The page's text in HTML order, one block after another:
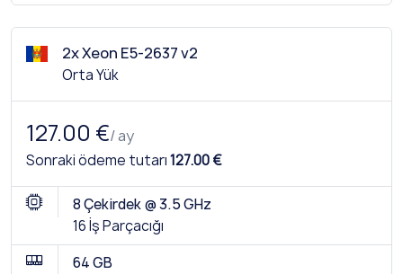
2x Xeon E5-2637 v2
Orta Yük
127.00 €/ ay
Sonraki ödeme tutarı127.00 €
8 Çekirdek @ 3.5 GHz
16 İş Parçacığı
64 GB